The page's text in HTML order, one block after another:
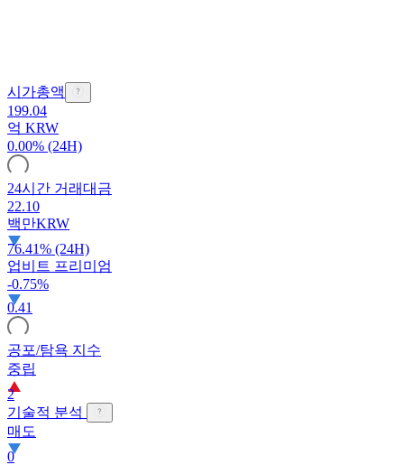
시가총액
199.04
억 KRW
0.00% (24H)
24시간 거래대금
22.10
백만KRW
76.41% (24H)
업비트 프리미엄
-0.75%
0.41
공포/탐욕 지수
중립
2
기술적 분석
매도
0